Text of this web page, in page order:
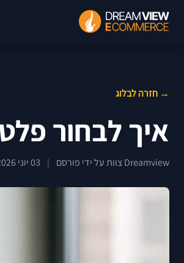
→ חזרה לבלוג
איך לבחור
Dreamview צוות על ידי פורסם | 03 יוני 2026